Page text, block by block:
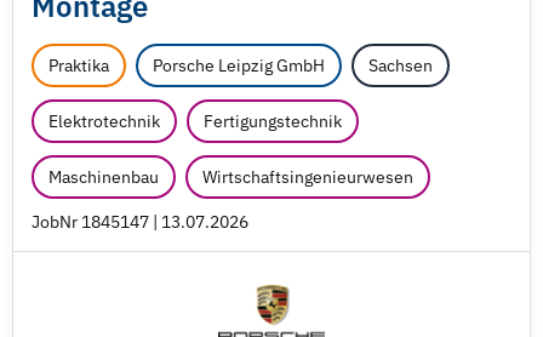
Praktika Porsche Leipzig GmbH Sachsen
Elektrotechnik Fertigungstechnik
Maschinenbau Wirtschaftsingenieurwesen
JobNr 1845147 | 13.07.2026